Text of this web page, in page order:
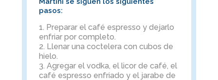
pasos:
Preparar el café espresso y dejarlo
enfriar por completo.
Llenar una coctelera con cubos de
hielo.
Agregar el vodka, el licor de café, el
café espresso enfriado y el jarabe de